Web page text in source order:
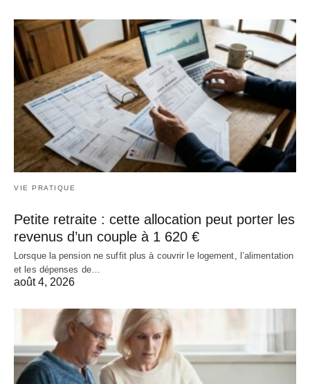
VIE PRATIQUE
Petite retraite : cette allocation peut porter les
revenus d’un couple à 1 620 €
Lorsque la pension ne suffit plus à couvrir le logement, l’alimentation
et les dépenses de…
août 4, 2026